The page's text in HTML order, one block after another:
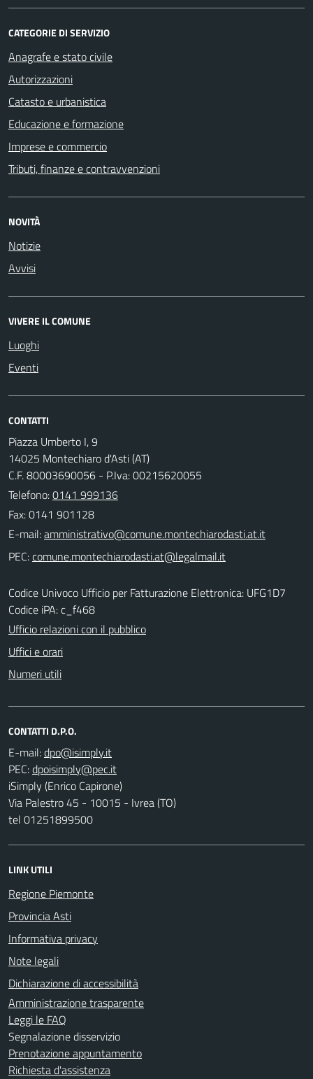
CATEGORIE DI SERVIZIO
Anagrafe e stato civile
Autorizzazioni
Catasto e urbanistica
Educazione e formazione
Imprese e commercio
Tributi, finanze e contravvenzioni
NOVITÀ
Notizie
Avvisi
VIVERE IL COMUNE
Luoghi
Eventi
CONTATTI
Piazza Umberto I, 9
14025 Montechiaro d'Asti (AT)
C.F. 80003690056 - P.Iva: 00215620055
Telefono:0141 999136
Fax: 0141 901128
E-mail:
PEC:
Codice Univoco Ufficio per Fatturazione Elettronica: UFG1D7
Codice iPA: c_f468
Ufficio relazioni con il pubblico
Uffici e orari
Numeri utili
CONTATTI D.P.O.
E-mail:
PEC:
iSimply (Enrico Capirone)
Via Palestro 45 - 10015 - Ivrea (TO)
tel 01251899500
LINK UTILI
Regione Piemonte
Provincia Asti
Informativa privacy
Note legali
Dichiarazione di accessibilità
Amministrazione trasparente
Leggi le FAQ
Segnalazione disservizio
Prenotazione appuntamento
Richiesta d'assistenza